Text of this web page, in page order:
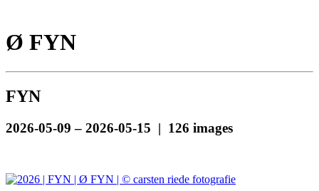
Ø FYN
FYN
2026-05-09 – 2026-05-15 | 126 images